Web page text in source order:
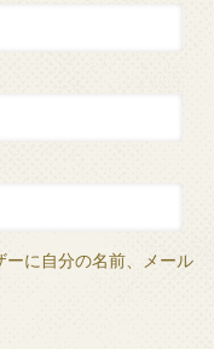
ーに自分の名前、メール